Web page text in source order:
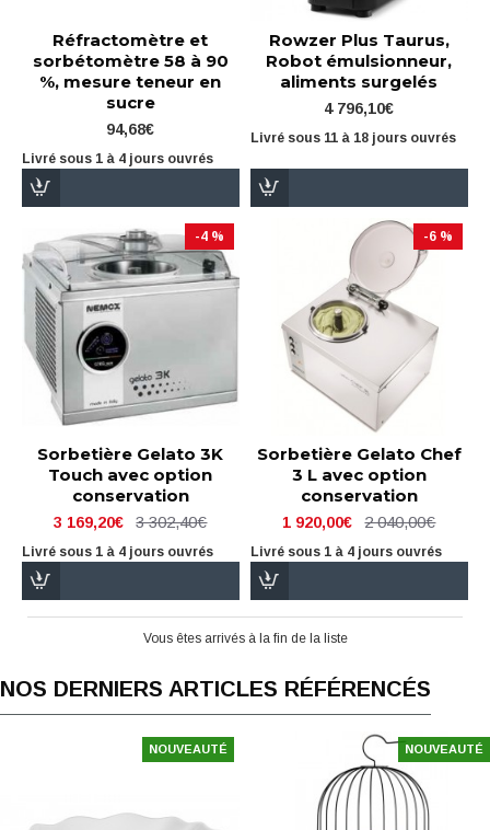
Réfractomètre et
sorbétomètre 58 à 90
%, mesure teneur en
sucre
94,68€
Livré sous 1 à 4 jours ouvrés
Rowzer Plus Taurus,
Robot émulsionneur,
aliments surgelés
4 796,10€
Livré sous 11 à 18 jours ouvrés
-4 %
Sorbetière Gelato 3K
Touch avec option
conservation
3 169,20€ 3 302,40€
Livré sous 1 à 4 jours ouvrés
-6 %
Sorbetière Gelato Chef
3 L avec option
conservation
1 920,00€ 2 040,00€
Livré sous 1 à 4 jours ouvrés
Vous êtes arrivés à la fin de la liste
NOS DERNIERS ARTICLES RÉFÉRENCÉS
NOUVEAUTÉ NOUVEAUTÉ